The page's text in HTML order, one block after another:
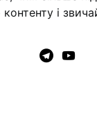
контенту і